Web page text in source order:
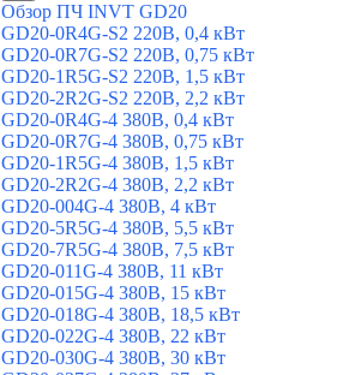
Обзор ПЧ INVT GD20
GD20-0R4G-S2 220В, 0,4 кВт
GD20-0R7G-S2 220В, 0,75 кВт
GD20-1R5G-S2 220В, 1,5 кВт
GD20-2R2G-S2 220В, 2,2 кВт
GD20-0R4G-4 380В, 0,4 кВт
GD20-0R7G-4 380В, 0,75 кВт
GD20-1R5G-4 380В, 1,5 кВт
GD20-2R2G-4 380В, 2,2 кВт
GD20-004G-4 380В, 4 кВт
GD20-5R5G-4 380В, 5,5 кВт
GD20-7R5G-4 380В, 7,5 кВт
GD20-011G-4 380В, 11 кВт
GD20-015G-4 380В, 15 кВт
GD20-018G-4 380В, 18,5 кВт
GD20-022G-4 380В, 22 кВт
GD20-030G-4 380В, 30 кВт